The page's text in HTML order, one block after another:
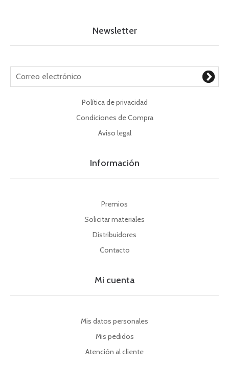
Newsletter
Política de privacidad
Condiciones de Compra
Aviso legal
Información
Premios
Solicitar materiales
Distribuidores
Contacto
Mi cuenta
Mis datos personales
Mis pedidos
Atención al cliente